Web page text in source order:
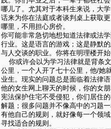
哪儿了。尤其对于本科生来说，大
话来为你在法庭或者谈判桌上获取
哪里，不用担心房价。
你可能非常急切地想知道法律或法
行业。这是语言的游戏；这是静默
与人交谈的职业。你将在明理楼开
你或许会以为学习法律就是背条
公里，一个人开了七十公里，他/她
业生。现实的问题总是面临着法律
他的女生网上聊天的时候，你的女
宪法保护住宅不受侵犯，你们居住
解题；很多问题并不像高中的习题
有他自己的规则，就好像每一个领
寻找适合的规则。